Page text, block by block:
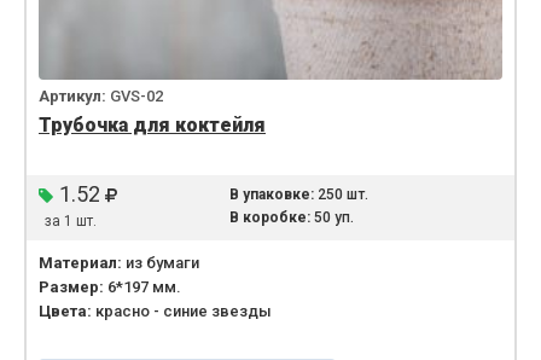
Артикул: GVS-02
Трубочка для коктейля
1.52
за 1 шт.
В упаковке:250 шт.
В коробке:50 уп.
Материал: из бумаги
Размер: 6*197 мм.
Цвета: красно - синие звезды